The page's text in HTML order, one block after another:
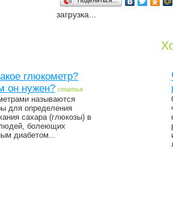
загрузка...
глюкометр?
он нужен? статья
называются
для определения
сахара (глюкозы) в
болеющих
диабетом...